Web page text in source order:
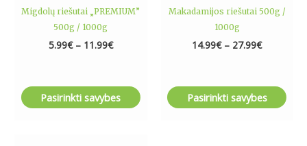
Migdolų riešutai „PREMIUM”
500g / 1000g
5.99€ – 11.99€
Pasirinkti savybes
page
Makadamijos riešutai 500g /
1000g
14.99€ – 27.99€
Pasirinkti savybes
page